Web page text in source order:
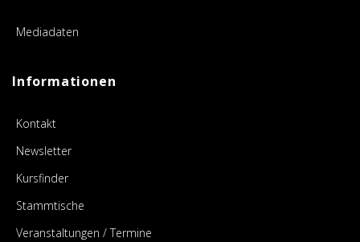
Mediadaten
Informationen
Kontakt
Newsletter
Kursfinder
Stammtische
Veranstaltungen / Termine